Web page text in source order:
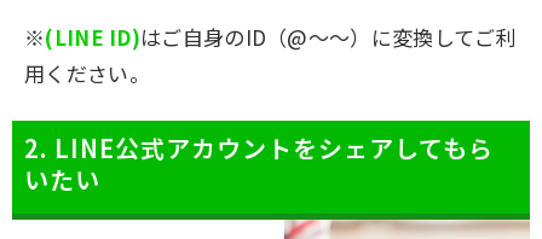
※(LINE ID)はご自身のID（@～～）に変換してご利
用ください。
2. LINE公式アカウントをシェアしてもら
いたい